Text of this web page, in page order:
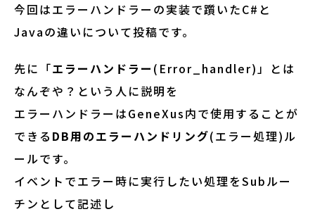
今回はエラーハンドラーの実装で躓いたC#と
Javaの違いについて投稿です。
先に「エラーハンドラー (Error_handler)」とは
なんぞや？という人に説明を
エラーハンドラーはGeneXus内で使用することが
できる DB用のエラーハンドリング(エラー処理)ル
ールです。
イベントでエラー時に実行したい処理をSubルー
チンとして記述し